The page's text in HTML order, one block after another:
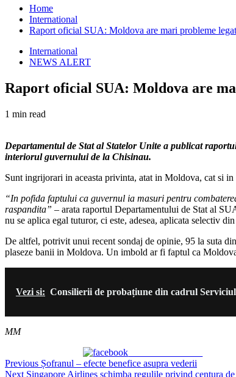
Home
International
Raport oficial SUA: Moldova are mari probleme
International
NEWS ALERT
Raport oficial SUA: Moldova are
1 min read
Departamentul de Stat al Statelor Unite a publicat
interiorul guvernului de la Chisinau.
Sunt ingrijorari in aceasta privinta, atat in Moldova, cat si
“In pofida faptului ca guvernul ia masuri pentru
raspandita” – arata raportul Departamentului de Stat al
nu se aplica egal tuturor, ci este, adesea, aplicata selectiv
De altfel, potrivit unui recent sondaj de opinie, 95 la suta
plaseze banii in Moldova. Un imbold ar fi faptul ca
Vezi si: Consilierii de probațiune din cadrul
MM
Continue
Previous Șofranul – efecte benefice asupra vederii
Next Singapore Airlines schimba regulile privind centura